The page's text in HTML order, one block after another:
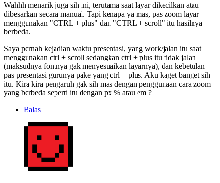
Wahhh menarik juga sih ini, terutama saat layar dikecilkan atau
dibesarkan secara manual. Tapi kenapa ya mas, pas zoom layar
menggunakan "CTRL + plus" dan "CTRL + scroll" itu hasilnya
berbeda.
Saya pernah kejadian waktu presentasi, yang work/jalan itu saat
menggunakan ctrl + scroll sedangkan ctrl + plus itu tidak jalan
(maksudnya fontnya gak menyesuaikan layarnya), dan kebetulan
pas presentasi gurunya pake yang ctrl + plus. Aku kaget banget sih
itu. Kira kira pengaruh gak sih mas dengan penggunaan cara zoom
yang berbeda seperti itu dengan px % atau em ?
Balas